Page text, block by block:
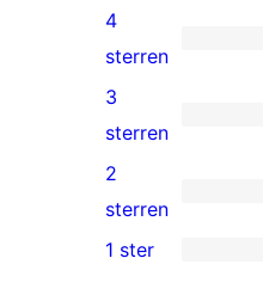
5
sterren
beoordelingen
1
4
ster
beoordeling
4
sterren
0
3
sterren
beoordelingen
3
sterren
1
2
2
sterren
1 ster